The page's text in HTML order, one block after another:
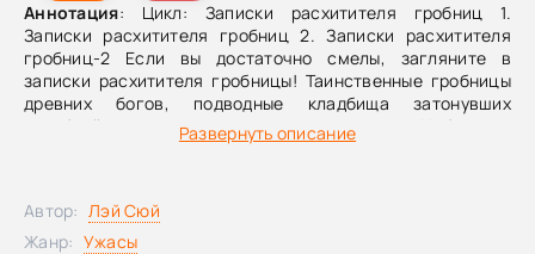
Аннотация: Цикл: Записки расхитителя гробниц 1.
Записки расхитителя гробниц 2. Записки расхитителя
гробниц-2 Если вы достаточно смелы, загляните в
записки расхитителя гробницы! Таинственные гробницы
древних богов, подводные кладбища затонувших
кораблей, покрытая снегом усыпальница Небесного
Развернуть описание
Автор: Лэй Сюй
Жанр: Ужасы